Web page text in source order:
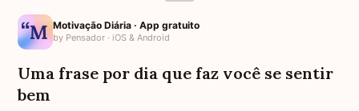
Mensagens de Aniversário
Motivação Diária · App gratuito
by Pensador · iOS & Android
Uma frase por dia que faz você se sentir
bem